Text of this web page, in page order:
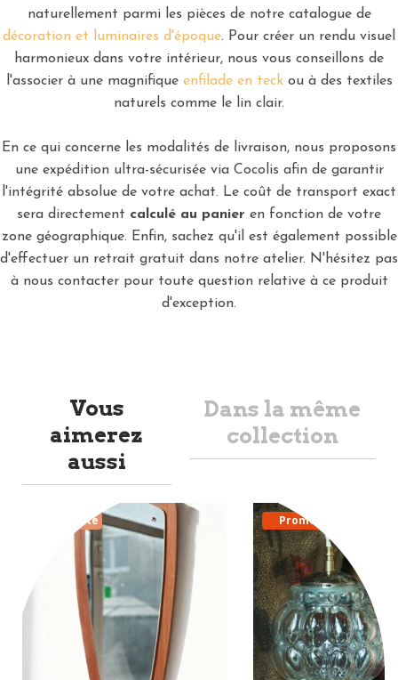
naturellement parmi les pièces de notre catalogue de
décoration et luminaires d'époque. Pour créer un rendu visuel
harmonieux dans votre intérieur, nous vous conseillons de
l'associer à une magnifique enfilade en teckou à des textiles
naturels comme le lin clair.
En ce qui concerne les modalités de livraison, nous proposons
une expédition ultra-sécurisée via Cocolis afin de garantir
l'intégrité absolue de votre achat. Le coût de transport exact
sera directement calculé au panier en fonction de votre
zone géographique. Enfin, sachez qu'il est également possible
d'effectuer un retrait gratuit dans notre atelier. N'hésitez pas
à nous contacter pour toute question relative à ce produit
d'exception.
Vous
aimerez
aussi
Dans la même
collection
Nouveauté Promo